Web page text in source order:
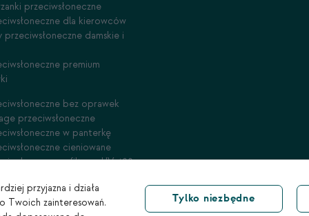
przeciwsłoneczne
dla kierowców
przeciwsłoneczne damskie i
premium
bez oprawek
przeciwsłoneczne
w panterkę
cieniowane
z filtrem UV 400
przyjazna i działa
Twoich zainteresowań.
Tylko niezbędne